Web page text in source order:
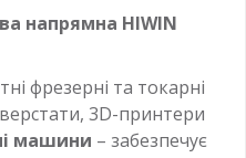
напрямна HIWIN
фрезерні та токарні
3D-принтери
машини – забезпечує